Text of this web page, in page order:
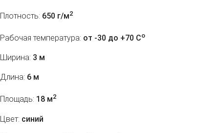
Плотность: 650 г/м2
Рабочая температура: от -30 до +70 Co
Ширина: 3 м
Длина: 6 м
Площадь: 18 м2
Цвет: синий